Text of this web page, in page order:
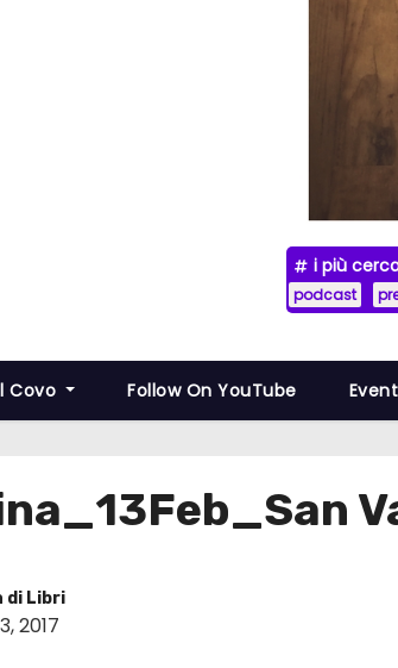
i più
podcast
Covo Follow On YouTube
di Libri
2017